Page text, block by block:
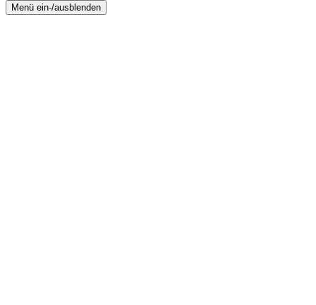
Menü ein-/ausblenden